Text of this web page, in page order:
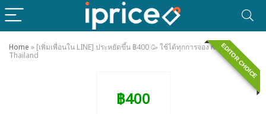
Home » [เพิ่มเพื่อนใน LINE] ประหยัดขึ้น ฿400 🥳 ใช้ได้ทุกการจอง Klook
Thailand
EDITOR CHOICE
฿400